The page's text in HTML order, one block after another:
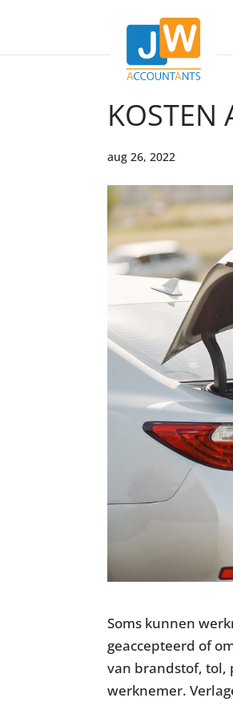
KOSTEN
aug 26, 2022
Soms kunnen
geaccepteerd of
van brandstof, tol,
werknemer.